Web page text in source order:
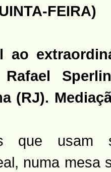
FEIRA)
ao
Rafael
(RJ).
que usam
numa mesa